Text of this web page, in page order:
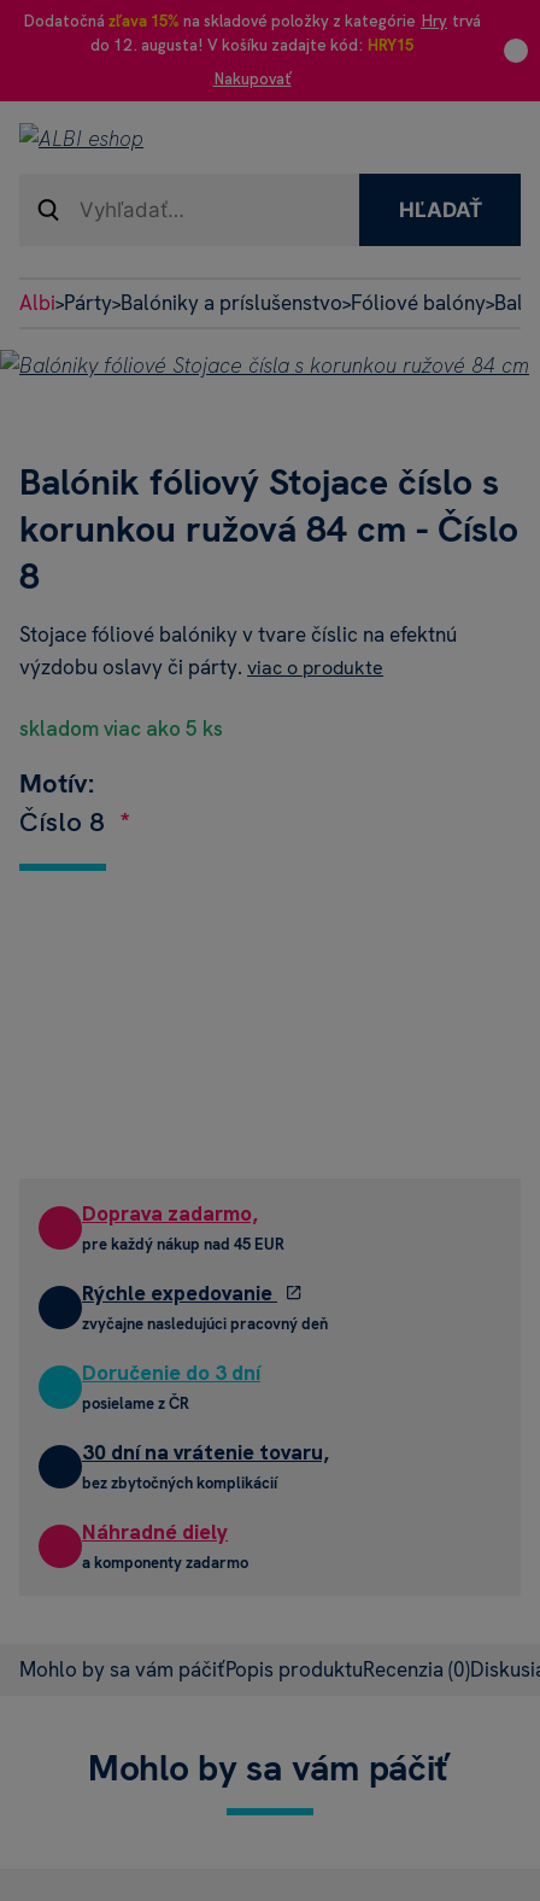
Dodatočná zľava 15% na skladové položky z kategórie Hry trvá
do 12. augusta! V košíku zadajte kód: HRY15
Nakupovať
HĽADAŤ
Albi>Párty>Balóniky a príslušenstvo>Fóliové balóny>
Balónik fóliový Stojace číslo s
korunkou ružová 84 cm - Číslo
8
Stojace fóliové balóniky v tvare číslic na efektnú
výzdobu oslavy či párty. viac o produkte
skladom viac ako 5 ks
Motív:
Číslo 8
Doprava zadarmo,
pre každý nákup nad 45 EUR
Rýchle expedovanie
zvyčajne nasledujúci pracovný deň
Doručenie do 3 dní
posielame z ČR
30 dní na vrátenie tovaru,
bez zbytočných komplikácií
Náhradné diely
a komponenty zadarmo
Mohlo by sa vám páčiťPopis produktuRecenzia (0)
Mohlo by sa vám páčiť